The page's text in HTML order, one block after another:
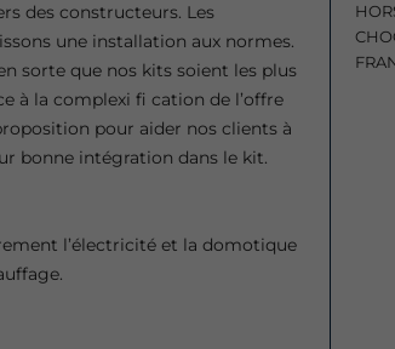
des constructeurs. Les
une installation aux normes.
sorte que nos kits soient les plus
à la complexi fi cation de l’offre
pour aider nos clients à
bonne intégration dans le kit.
l’électricité et la domotique